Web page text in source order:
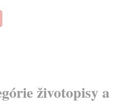
životopisy a